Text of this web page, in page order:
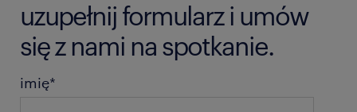
uzupełnij formularz i umów
się z nami na spotkanie.
imię*